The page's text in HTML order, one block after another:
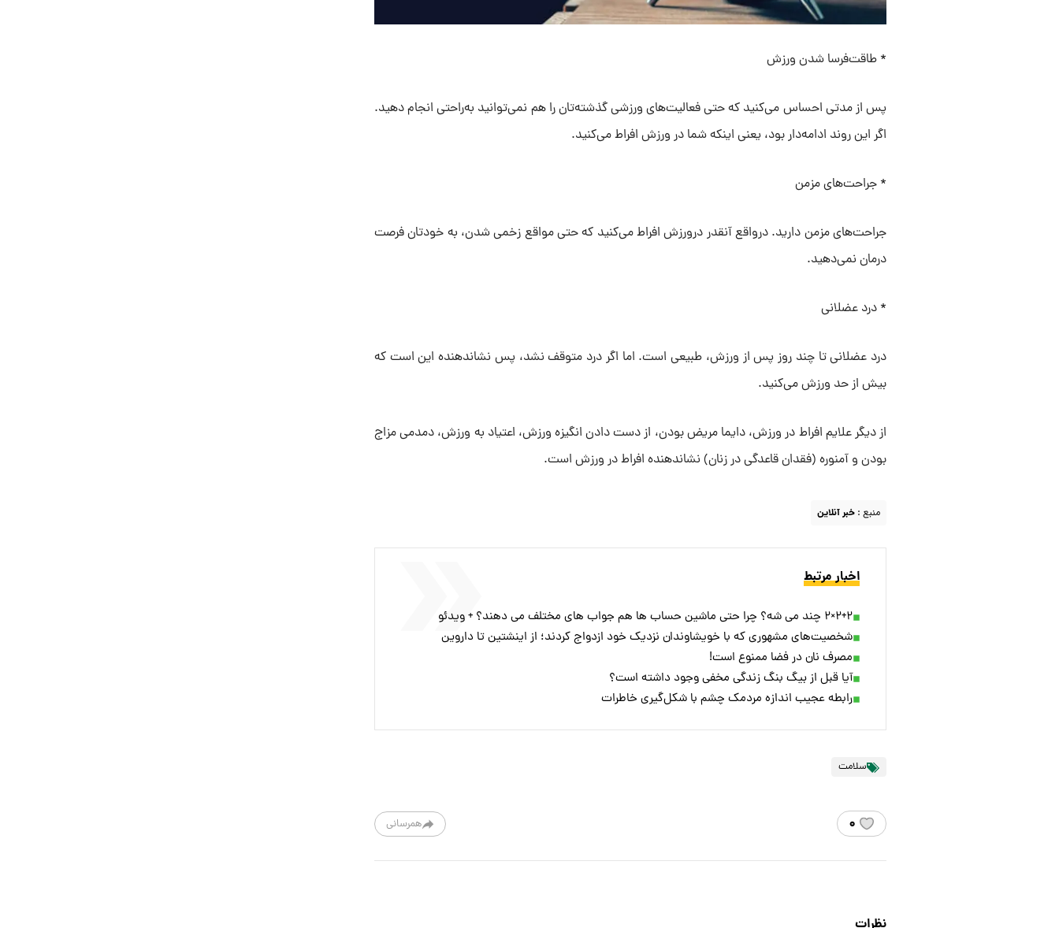
*‌ طاقت‌فرسا شدن ورزش
پس از مدتی احساس می‌کنید که حتی فعالیت‌های ورزشی گذشته‌تان را هم نمی‌توانید به‌راحتی انجام دهید.
اگر این روند ادامه‌دار بود، یعنی اینکه شما در ورزش افراط می‌کنید.
* جراحت‌های مزمن
جراحت‌های مزمن دارید. درواقع آنقدر درورزش افراط می‌کنید که حتی مواقع زخمی شدن، به خودتان فرصت
درمان نمی‌دهید.
* درد عضلانی
درد عضلانی تا چند روز پس از ورزش، طبیعی است. اما اگر درد متوقف نشد، پس نشاندهنده این است که
بیش از حد ورزش می‌کنید.
از دیگر علایم افراط در ورزش، دایما مریض بودن، از دست دادن انگیزه ورزش، اعتیاد به ورزش،‌ دمدمی مزاج
بودن و آمنوره (فقدان قاعدگی در زنان) نشاندهنده افراط در ورزش است.
منبع : خبر آنلاین
اخبار مرتبط
۲+۲×۲ چند می شه؟ چرا حتی ماشین حساب ها هم جواب های مختلف می دهند؟ + ویدئو
شخصیت‌های مشهوری که با خویشاوندان نزدیک خود ازدواج کردند؛ از اینشتین تا داروین
مصرف نان در فضا ممنوع است!
آیا قبل از بیگ بنگ زندگی مخفی وجود داشته است؟
رابطه عجیب اندازه مردمک چشم با شکل‌گیری خاطرات ‏
سلامت
همرسانی ۰